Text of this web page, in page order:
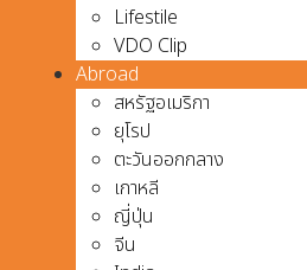
Lifestile
VDO Clip
Abroad
สหรัฐอเมริกา
ยุโรป
ตะวันออกกลาง
เกาหลี
ญี่ปุ่น
จีน